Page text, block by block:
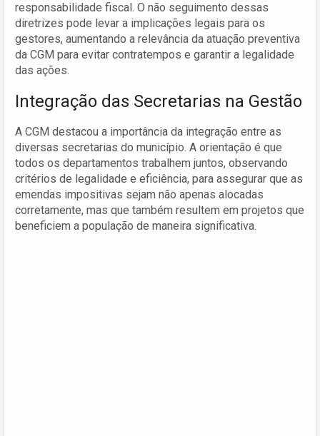
responsabilidade fiscal. O não seguimento dessas
diretrizes pode levar a implicações legais para os
gestores, aumentando a relevância da atuação preventiva
da CGM para evitar contratempos e garantir a legalidade
das ações.
Integração das Secretarias na Gestão
A CGM destacou a importância da integração entre as
diversas secretarias do município. A orientação é que
todos os departamentos trabalhem juntos, observando
critérios de legalidade e eficiência, para assegurar que as
emendas impositivas sejam não apenas alocadas
corretamente, mas que também resultem em projetos que
beneficiem a população de maneira significativa.